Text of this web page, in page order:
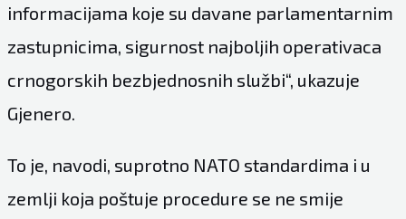
informacijama koje su davane parlamentarnim
zastupnicima, sigurnost najboljih operativaca
crnogorskih bezbjednosnih službi“, ukazuje
Gjenero.
To je, navodi, suprotno NATO standardima i u
zemlji koja poštuje procedure se ne smije